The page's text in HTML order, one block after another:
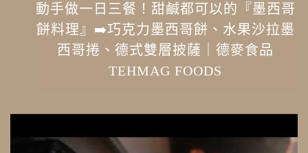
動手做一日三餐！甜鹹都可以的『墨西哥
餅料理』➡️巧克力墨西哥餅、水果沙拉墨
西哥捲、德式雙層披薩｜德麥食品
TEHMAG FOODS